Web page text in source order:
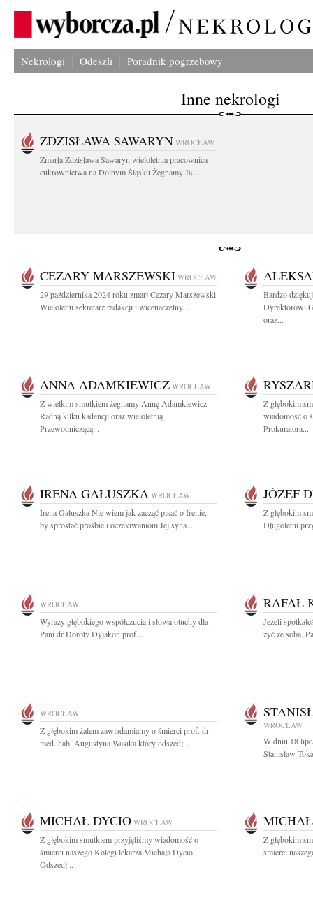
Nekrologi Odeszli Poradnik pogrzebowy
Inne nekrologi
ZDZISŁAWA SAWARYN WROCŁAW
Zmarła Zdzisława Sawaryn wieloletnia pracownica
cukrownictwa na Dolnym Śląsku Żegnamy Ją...
CEZARY MARSZEWSKI WROCŁAW
29 października 2024 roku zmarł Cezary Marszewski
Wieloletni sekretarz redakcji i wicenaczelny...
Bardzo
Dyrektorowi
oraz...
ANNA ADAMKIEWICZ WROCŁAW
Z wielkim smutkiem żegnamy Annę Adamkiewicz
Radną kilku kadencji oraz wieloletnią
Przewodniczącą...
Z głębokim
wiadomość o
Prokuratora...
IRENA GAŁUSZKA WROCŁAW
Irena Gałuszka Nie wiem jak zacząć pisać o Irenie,
by sprostać prośbie i oczekiwaniom Jej syna...
JÓZEF
Z głębokim
Długoletni
WROCŁAW
Wyrazy głębokiego współczucia i słowa otuchy dla
Pani dr Doroty Dyjakon prof....
RAFAŁ
Jeżeli
żyć ze sobą.
WROCŁAW
Z głębokim żalem zawiadamiamy o śmierci prof. dr
med. hab. Augustyna Wasika który odszedł...
WROCŁAW
W dniu 18
Stanisław
MICHAŁ DYCIO WROCŁAW
Z głębokim smutkiem przyjęliśmy wiadomość o
śmierci naszego Kolegi lekarza Michała Dycio
Odszedł...
Z głębokim
śmierci